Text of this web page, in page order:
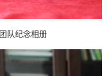
队纪念相册